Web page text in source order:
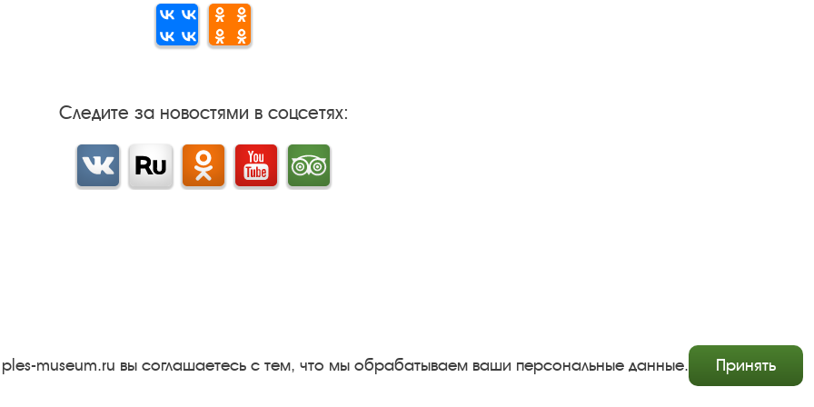
Следите за новостями в соцсетях:
Вконтактеrutube Одноклассники
YouTubeТрипадвизор
Правила посещения
Адрес: Плес, Соборная гора, 1. Тел.: +7 (49339) 4-34-90
museum.ru вы соглашаетесь с тем, что мы обрабатываем ваши персональные данные. Принять